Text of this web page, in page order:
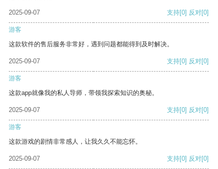
2025-09-07 支持[0] 反对[0]
游客
这款软件的售后服务非常好，遇到问题都能得到及时解决。
2025-09-07 支持[0] 反对[0]
游客
这款app就像我的私人导师，带领我探索知识的奥秘。
2025-09-07 支持[0] 反对[0]
游客
这款游戏的剧情非常感人，让我久久不能忘怀。
2025-09-07 支持[0] 反对[0]